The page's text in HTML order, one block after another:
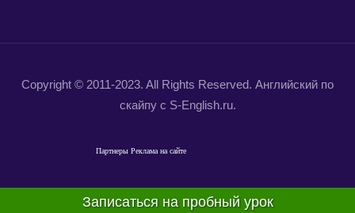
Записаться на пробный урок
Copyright © 2011-2023. All Rights Reserved. Английский по
скайпу с S-English.ru.
Партнеры Реклама на сайте